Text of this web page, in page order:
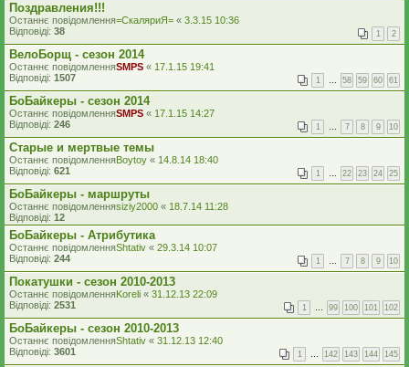
Поздравления!!!
Останнє повідомлення=СкаляриЯ= « 3.3.15 10:36
Відповіді: 38 1 2
ВелоБорщ - сезон 2014
Останнє повідомленняSMPS « 17.1.15 19:41
Відповіді: 1507 1 … 58 59 60 61
БоБайкеры - сезон 2014
Останнє повідомленняSMPS « 17.1.15 14:27
Відповіді: 246 1 … 7 8 9 10
Старые и мертвые темы
Останнє повідомленняBoytoy « 14.8.14 18:40
Відповіді: 621 1 … 22 23 24 25
БоБайкеры - маршруты
Останнє повідомленняsiziy2000 « 18.7.14 11:28
Відповіді: 12
БоБайкеры - Атрибутика
Останнє повідомленняShtativ « 29.3.14 10:07
Відповіді: 244 1 … 7 8 9 10
Покатушки - сезон 2010-2013
Останнє повідомленняKoreli « 31.12.13 22:09
Відповіді: 2531 1 … 99 100 101 102
БоБайкеры - сезон 2010-2013
Останнє повідомленняShtativ « 31.12.13 12:40
Відповіді: 3601 1 … 142 143 144 145